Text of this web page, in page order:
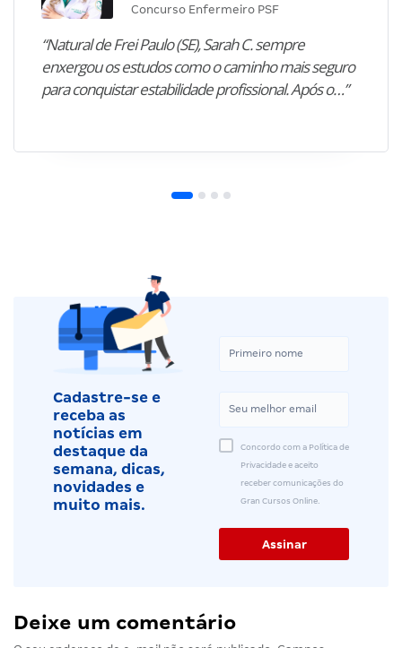
Concurso Enfermeiro PSF
“Natural de Frei Paulo (SE), Sarah C. sempre
enxergou os estudos como o caminho mais seguro
para conquistar estabilidade profissional. Após o…”
Cadastre-se e
receba as
notícias em
destaque da
semana, dicas,
novidades e
muito mais.
Concordo com a Política de
Privacidade e aceito
receber comunicações do
Gran Cursos Online.
Deixe um comentário